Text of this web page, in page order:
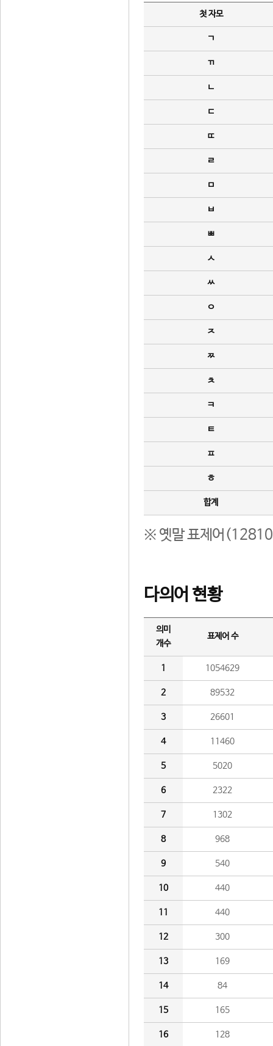
첫 자모
ㄱ
ㄲ
ㄴ
ㄷ
ㄸ
ㄹ
ㅁ
ㅂ
ㅃ
ㅅ
ㅆ
ㅇ
ㅈ
ㅉ
ㅊ
ㅋ
ㅌ
ㅍ
ㅎ
합계
※ 옛말 표제어(12810
다의어 현황
의미
개수
표제어 수
1 1054629
2 89532
3 26601
4 11460
5 5020
6 2322
7 1302
8 968
9 540
10 440
11 440
12 300
13 169
14 84
15 165
16 128